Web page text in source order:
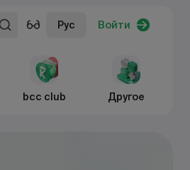
Рус Войти
bcc club Другое